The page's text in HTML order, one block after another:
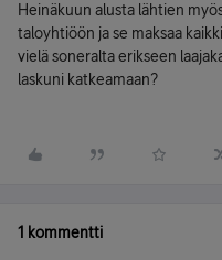
Heinäkuun alusta lähtien
taloyhtiöön ja se maksaa
vielä soneralta erikseen
laskuni katkeamaan?
1 kommentti